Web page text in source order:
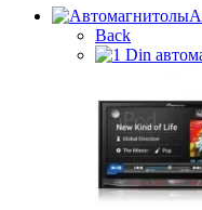
Back